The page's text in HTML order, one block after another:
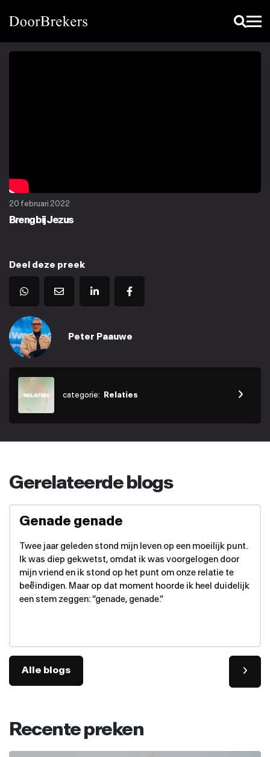
20 februari 2022
Breng bij Jezus
Deel deze preek
Peter Paauwe
categorie: Relaties
Gerelateerde blogs
Genade genade
Twee jaar geleden stond mijn leven op een moeilijk punt.
Ik was diep gekwetst, omdat ik was voorgelogen door
mijn vriend en ik stond op het punt om onze relatie te
beëindigen. Maar op dat moment hoorde ik heel duidelijk
een stem zeggen: “genade, genade.”
Alle blogs
Recente preken